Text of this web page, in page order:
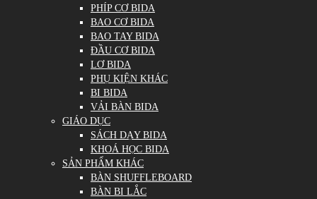
PHÍP CƠ BIDA
BAO CƠ BIDA
BAO TAY BIDA
ĐẦU CƠ BIDA
LƠ BIDA
PHỤ KIỆN KHÁC
BI BIDA
VẢI BÀN BIDA
GIÁO DỤC
SÁCH DẠY BIDA
KHOÁ HỌC BIDA
SẢN PHẨM KHÁC
BÀN SHUFFLEBOARD
BÀN BI LẮC